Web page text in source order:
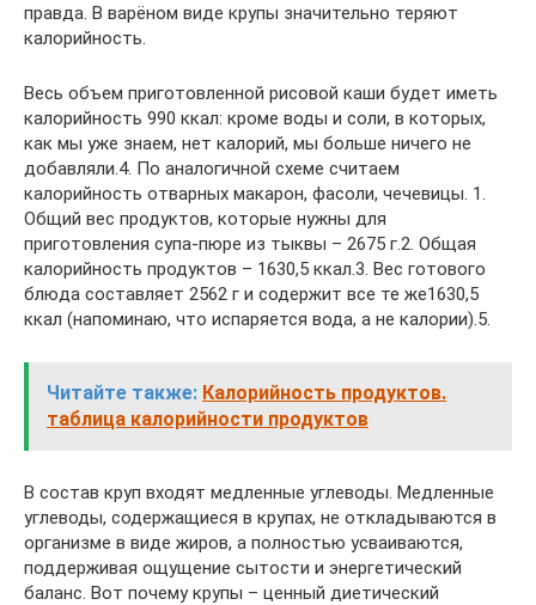
правда. В варёном виде крупы значительно теряют
калорийность.
Весь объем приготовленной рисовой каши будет иметь
калорийность 990 ккал: кроме воды и соли, в которых,
как мы уже знаем, нет калорий, мы больше ничего не
добавляли.4. По аналогичной схеме считаем
калорийность отварных макарон, фасоли, чечевицы. 1.
Общий вес продуктов, которые нужны для
приготовления супа-пюре из тыквы – 2675 г.2. Общая
калорийность продуктов – 1630,5 ккал.3. Вес готового
блюда составляет 2562 г и содержит все те же1630,5
ккал (напоминаю, что испаряется вода, а не калории).5.
Читайте также: Калорийность продуктов.
таблица калорийности продуктов
В состав круп входят медленные углеводы. Медленные
углеводы, содержащиеся в крупах, не откладываются в
организме в виде жиров, а полностью усваиваются,
поддерживая ощущение сытости и энергетический
баланс. Вот почему крупы – ценный диетический